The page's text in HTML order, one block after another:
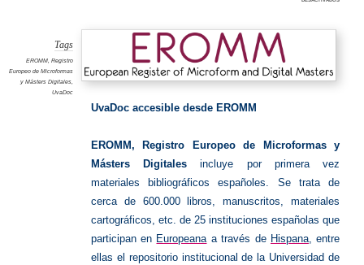
Tags
EROMM, Registro
Europeo de Microformas
y Másters Digitales,
UvaDoc
UvaDoc accesible desde EROMM
EROMM, Registro Europeo de Microformas y
Másters Digitalesincluye por primera vez
materiales bibliográficos españoles. Se trata de
cerca de 600.000 libros, manuscritos, materiales
cartográficos, etc. de 25 instituciones españolas que
participan en Europeanaa través de Hispana, entre
ellas el repositorio institucional de la Universidad de